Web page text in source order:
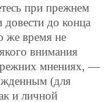
при прежнем
до конца
же время не
внимания
мнениях, —
(для
и личной